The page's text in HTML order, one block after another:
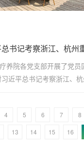
养院各党支部开展了党员
近平总书记考察浙江、
4 5 6 7 8
13 14 15 16